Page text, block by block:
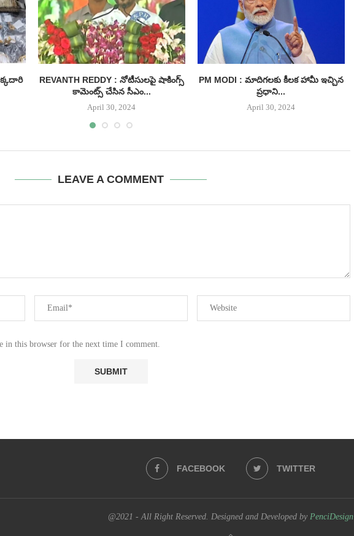
REVANTH REDDY : నోటీసులపై షాకింగ్స్
కామెంట్స్ చేసిన సీఎం...
April 30, 2024
PM MODI : మాదిగలకు కీలక హామీ ఇచ్చిన
ప్రధాని...
April 30, 2024
LEAVE A COMMENT
in this browser for the next time I comment.
FACEBOOK TWITTER
@2021 - All Right Reserved. Designed and Developed by PenciDesign